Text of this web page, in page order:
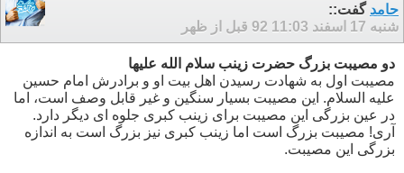
حامد گفت::
شنبه 17 اسفند 92
11:03 قبل از ظهر
دو مصیبت بزرگ حضرت زینب سلام الله علیها
مصیبت اول به شهادت رسیدن اهل بیت او و برادرش امام حسین
علیه السلام. این مصیبت بسیار سنگین و غیر قابل وصف است، اما
در عین بزرگی این مصیبت برای زینب کبری جلوه ای دیگر دارد.
آری! مصیبت بزرگ است اما زینب کبری نیز بزرگ است به اندازه
بزرگی این مصیبت.